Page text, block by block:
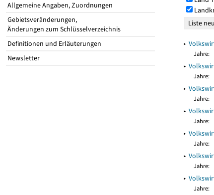
Allgemeine Angaben, Zuordnungen
Gebietsveränderungen,
Änderungen zum Schlüsselverzeichnis
Definitionen und Erläuterungen
Newsletter
▸
Jahre:
▸
Jahre:
▸
Jahre:
▸
Jahre:
▸
Jahre:
▸
Jahre:
▸
Jahre: